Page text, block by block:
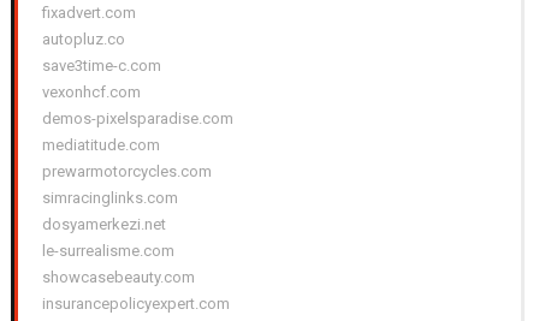
fixadvert.com
autopluz.co
save3time-c.com
vexonhcf.com
demos-pixelsparadise.com
mediatitude.com
prewarmotorcycles.com
simracinglinks.com
dosyamerkezi.net
le-surrealisme.com
showcasebeauty.com
insurancepolicyexpert.com